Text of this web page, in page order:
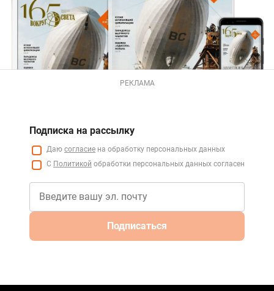
РЕКЛАМА
Подписка на рассылку
Даю согласие на обработку персональных данных
С Политикой обработки персональных данных согласен
Подписаться